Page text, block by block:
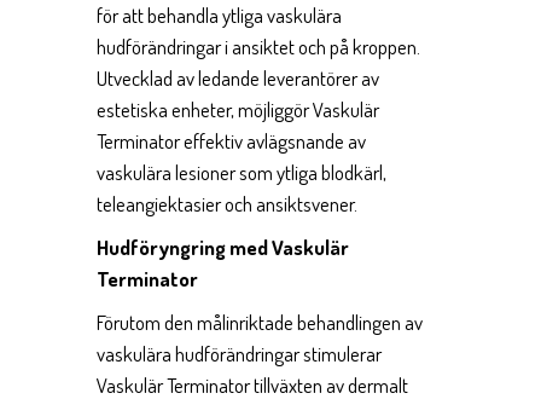
för att behandla ytliga vaskulära
hudförändringar i ansiktet och på kroppen.
Utvecklad av ledande leverantörer av
estetiska enheter, möjliggör Vaskulär
Terminator effektiv avlägsnande av
vaskulära lesioner som ytliga blodkärl,
teleangiektasier och ansiktsvener.
Hudföryngring med Vaskulär
Terminator
Förutom den målinriktade behandlingen av
vaskulära hudförändringar stimulerar
Vaskulär Terminator tillväxten av dermalt